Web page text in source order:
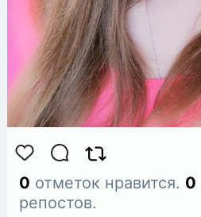
0 отметок нравится. 0
репостов.